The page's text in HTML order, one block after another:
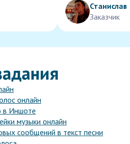
Станислав
Заказчик
онлайн
в Иншоте
музыки онлайн
сообщений в текст песни